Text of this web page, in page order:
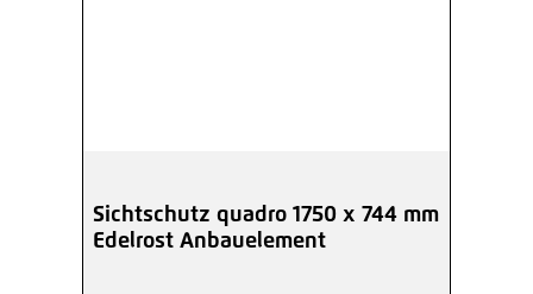
Sichtschutz quadro 1750 x 744 mm
Edelrost Anbauelement